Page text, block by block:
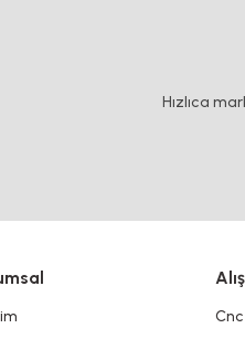
ve diğer konularda
Hızlıca
Cnc